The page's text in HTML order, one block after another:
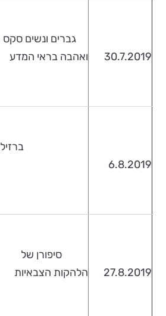
30.7.2019
גברים ונשים סקס
ואהבה בראי המדע
6.8.2019
ברזיל
27.8.2019
סיפורן של
הלהקות הצבאיות